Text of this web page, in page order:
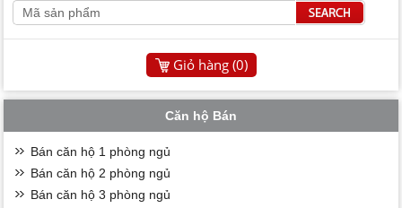
Giỏ hàng (0)
Căn hộ Bán
Bán căn hộ 1 phòng ngủ
Bán căn hộ 2 phòng ngủ
Bán căn hộ 3 phòng ngủ